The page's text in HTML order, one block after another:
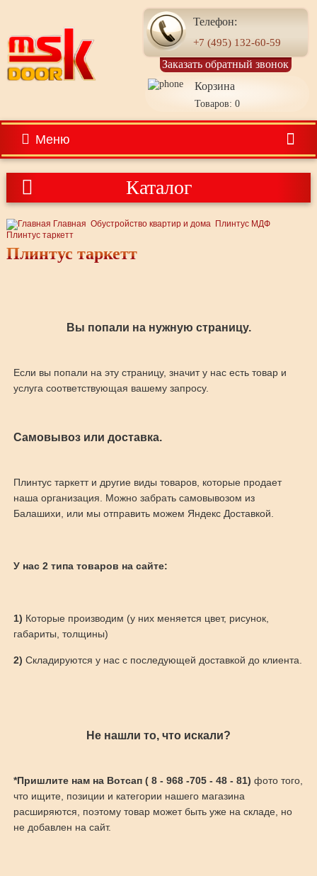
Телефон:
+7 (495) 132-60-59
Заказать обратный звонок
Корзина
Товаров: 0
Меню
Каталог
Главная Обустройство квартир и дома Плинтус МДФ
Плинтус таркетт
Плинтус таркетт
Вы попали на нужную страницу.
Если вы попали на эту страницу, значит у нас есть товар и
услуга соответствующая вашему запросу.
Самовывоз или доставка.
Плинтус таркетт и другие виды товаров, которые продает
наша организация. Можно забрать самовывозом из
Балашихи, или мы отправить можем Яндекс Доставкой.
У нас 2 типа товаров на сайте:
1) Которые производим (у них меняется цвет, рисунок,
габариты, толщины)
2) Складируются у нас с последующей доставкой до клиента.
Не нашли то, что искали?
*Пришлите нам на Вотсап ( 8 - 968 -705 - 48 - 81) фото того,
что ищите, позиции и категории нашего магазина
расширяются, поэтому товар может быть уже на складе, но
не добавлен на сайт.